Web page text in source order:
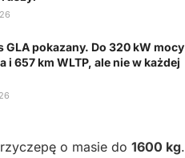
GLA pokazany. Do 320 kW mocy
i 657 km WLTP, ale nie w każdej
o masie do 1600 kg.